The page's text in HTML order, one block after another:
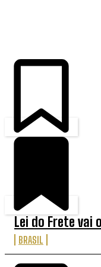
Lei do Frete vai
BRASIL